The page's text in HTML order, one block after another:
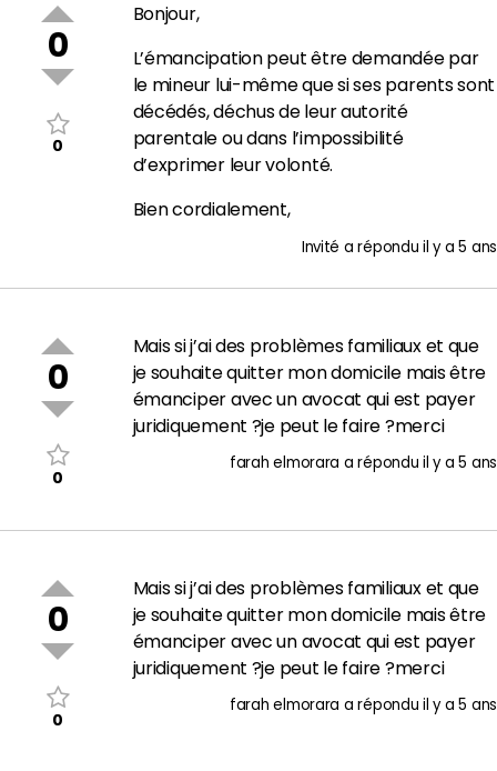
0
0
Bonjour,
L’émancipation peut être demandée par
le mineur lui-même que si ses parents sont
décédés, déchus de leur autorité
parentale ou dans l’impossibilité
d’exprimer leur volonté.
Bien cordialement,
Invité a réponduil y a 5 ans
0
0
Mais si j’ai des problèmes familiaux et que
je souhaite quitter mon domicile mais être
émanciper avec un avocat qui est payer
juridiquement ?je peut le faire ?merci
farah elmorara a réponduil y a 5 ans
0
0
Mais si j’ai des problèmes familiaux et que
je souhaite quitter mon domicile mais être
émanciper avec un avocat qui est payer
juridiquement ?je peut le faire ?merci
farah elmorara a réponduil y a 5 ans